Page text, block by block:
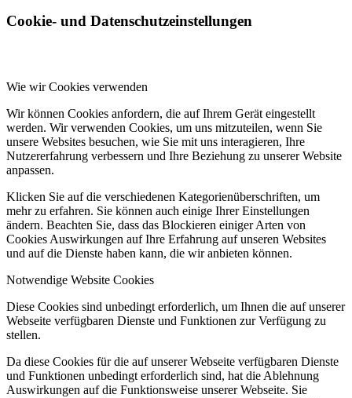
Cookie- und Datenschutzeinstellungen
Wie wir Cookies verwenden
Wir können Cookies anfordern, die auf Ihrem Gerät eingestellt
werden. Wir verwenden Cookies, um uns mitzuteilen, wenn Sie
unsere Websites besuchen, wie Sie mit uns interagieren, Ihre
Nutzererfahrung verbessern und Ihre Beziehung zu unserer Website
anpassen.
Klicken Sie auf die verschiedenen Kategorienüberschriften, um
mehr zu erfahren. Sie können auch einige Ihrer Einstellungen
ändern. Beachten Sie, dass das Blockieren einiger Arten von
Cookies Auswirkungen auf Ihre Erfahrung auf unseren Websites
und auf die Dienste haben kann, die wir anbieten können.
Notwendige Website Cookies
Diese Cookies sind unbedingt erforderlich, um Ihnen die auf unserer
Webseite verfügbaren Dienste und Funktionen zur Verfügung zu
stellen.
Da diese Cookies für die auf unserer Webseite verfügbaren Dienste
und Funktionen unbedingt erforderlich sind, hat die Ablehnung
Auswirkungen auf die Funktionsweise unserer Webseite. Sie